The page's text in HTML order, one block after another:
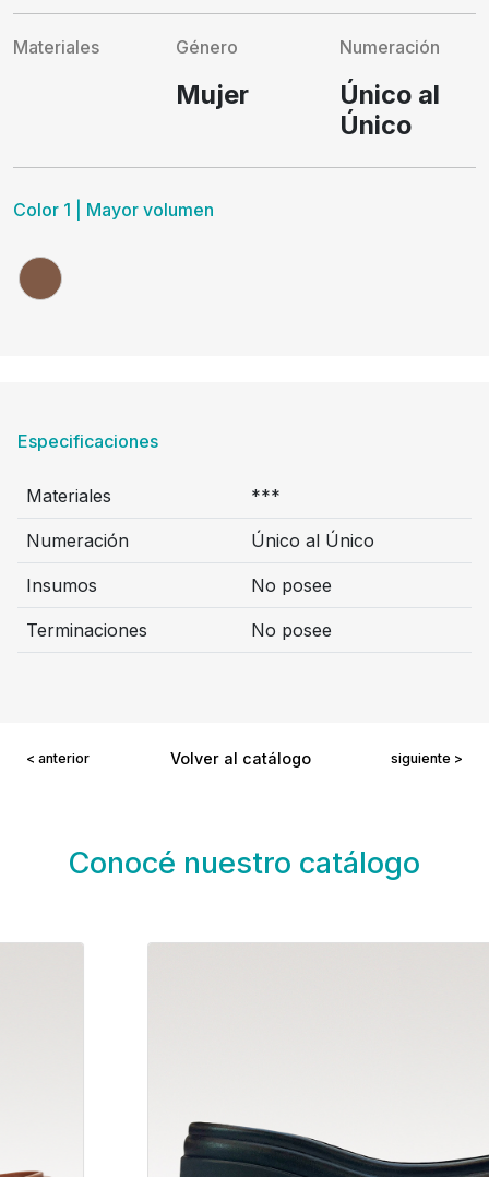
Materiales Género
Mujer
Numeración
Único al
Único
Color 1 | Mayor volumen
Especificaciones
Materiales ***
Numeración Único al Único
Insumos No posee
Terminaciones No posee
< anterior Volver al catálogo siguiente >
Conocé nuestro catálogo